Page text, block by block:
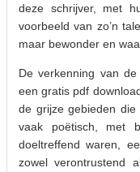
deze schrijver, met
voorbeeld van zo’n
maar bewonder en
De verkenning van
een gratis pdf
de grijze gebieden
vaak poëtisch, met
doeltreffend waren,
zowel verontrustend